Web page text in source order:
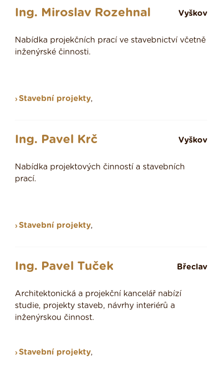
Ing. Miroslav Rozehnal Vyškov
Nabídka projekčních prací ve stavebnictví včetně
inženýrské činnosti.
Stavební projekty,
Ing. Pavel Krč Vyškov
Nabídka projektových činností a stavebních
prací.
Stavební projekty,
Ing. Pavel Tuček Břeclav
Architektonická a projekční kancelář nabízí
studie, projekty staveb, návrhy interiérů a
inženýrskou činnost.
Stavební projekty,